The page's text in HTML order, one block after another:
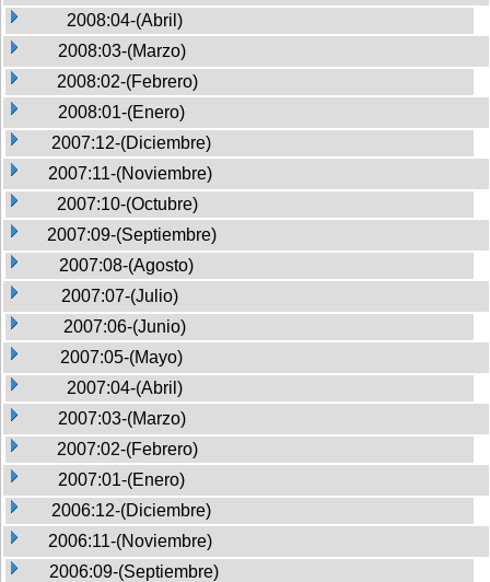
2008:04-(Abril)
2008:03-(Marzo)
2008:02-(Febrero)
2008:01-(Enero)
2007:12-(Diciembre)
2007:11-(Noviembre)
2007:10-(Octubre)
2007:09-(Septiembre)
2007:08-(Agosto)
2007:07-(Julio)
2007:06-(Junio)
2007:05-(Mayo)
2007:04-(Abril)
2007:03-(Marzo)
2007:02-(Febrero)
2007:01-(Enero)
2006:12-(Diciembre)
2006:11-(Noviembre)
2006:09-(Septiembre)